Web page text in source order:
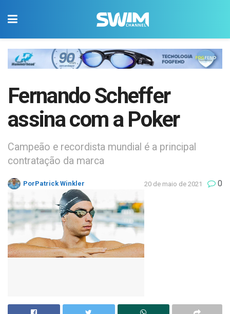
Fernando Scheffer
assina com a Poker
Campeão e recordista mundial é a principal
contratação da marca
PorPatrick Winkler 20 de maio de 2021 0